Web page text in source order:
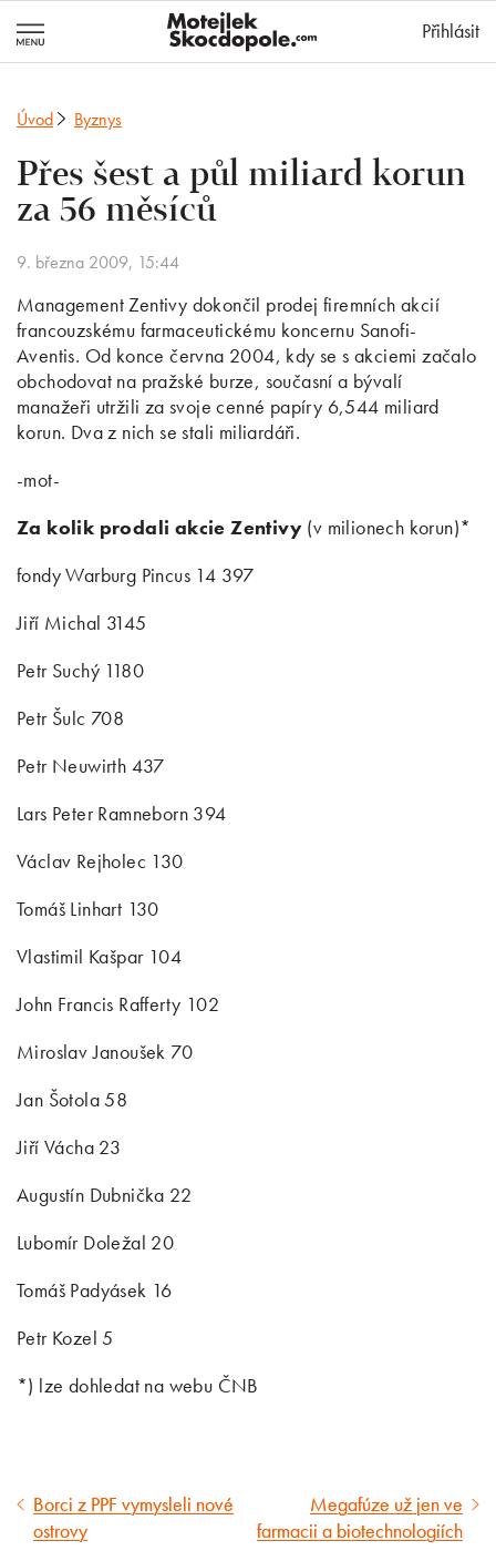
Přihlásit
Úvod Byznys
Přes šest a půl miliard korun
za 56 měsíců
9. března 2009, 15:44
Management Zentivy dokončil prodej firemních akcií
francouzskému farmaceutickému koncernu Sanofi-
Aventis. Od konce června 2004, kdy se s akciemi začalo
obchodovat na pražské burze, současní a bývalí
manažeři utržili za svoje cenné papíry 6,544 miliard
korun. Dva z nich se stali miliardáři.
-mot-
Za kolik prodali akcie Zentivy (v milionech korun)*
fondy Warburg Pincus 14 397
Jiří Michal 3145
Petr Suchý 1180
Petr Šulc 708
Petr Neuwirth 437
Lars Peter Ramneborn 394
Václav Rejholec 130
Tomáš Linhart 130
Vlastimil Kašpar 104
John Francis Rafferty 102
Miroslav Janoušek 70
Jan Šotola 58
Jiří Vácha 23
Augustín Dubnička 22
Lubomír Doležal 20
Tomáš Padyásek 16
Petr Kozel 5
*) lze dohledat na webu ČNB
Předcházející
článek
Borci z PPF vymysleli nové
ostrovy
Následující
článek
Megafúze už jen ve
farmacii a biotechnologiích